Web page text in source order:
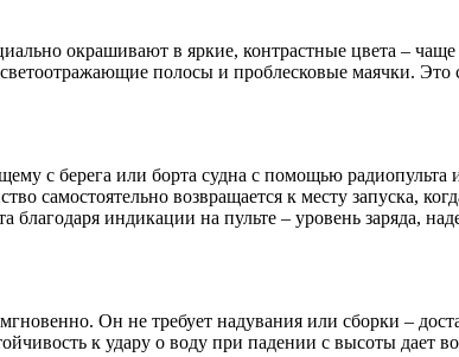
окрашивают в яркие, контрастные цвета –
полосы и проблесковые маячки.
с берега или борта судна с помощью
самостоятельно возвращается к месту запуска,
индикации на пульте – уровень заряда,
Он не требует надувания или сборки –
к удару о воду при падении с высоты